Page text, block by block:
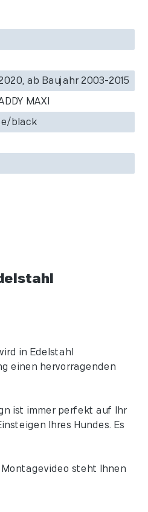
ab Baujahr 2003-2015
MAXI
black
in Edelstahl
einen hervorragenden
ist immer perfekt auf Ihr
Ihres Hundes. Es
steht Ihnen